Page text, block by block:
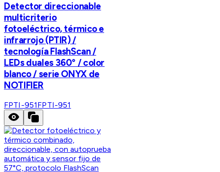
Detector direccionable
multicriterio
fotoeléctrico, térmico e
infrarrojo (PTIR) /
tecnología FlashScan /
LEDs duales 360° / color
blanco / serie ONYX de
NOTIFIER
FPTI-951FPTI-951